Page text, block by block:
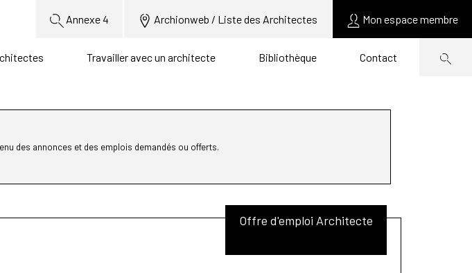
Annexe 4 Archionweb / Liste des Architectes Mon espace membre
Travailler avec un architecte Bibliothèque Contact
des annonces et des emplois demandés ou offerts.
Offre d'emploi Architecte